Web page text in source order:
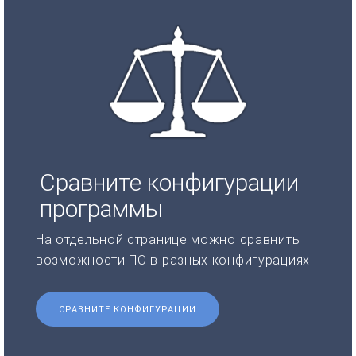
Сравните конфигурации
программы
На отдельной странице можно сравнить
возможности ПО в разных конфигурациях.
СРАВНИТЕ КОНФИГУРАЦИИ